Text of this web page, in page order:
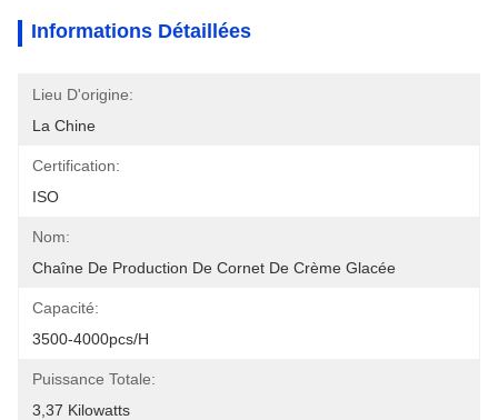
Informations Détaillées
Lieu D'origine:
La Chine
Certification:
ISO
Nom:
Chaîne De Production De Cornet De Crème Glacée
Capacité:
3500-4000pcs/h
Puissance Totale:
3,37 Kilowatts